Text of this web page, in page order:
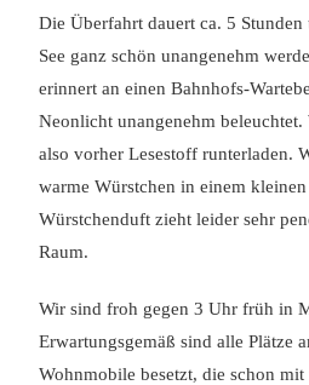
Die Überfahrt dauert ca. 5
See ganz schön unangenehm
erinnert an einen Bahnhofs-
Neonlicht unangenehm
also vorher Lesestoff runterladen.
warme Würstchen in einem
Würstchenduft zieht leider sehr
Raum.
Wir sind froh gegen 3 Uhr früh in
Erwartungsgemäß sind alle Plätze
Wohnmobile besetzt, die schon mit